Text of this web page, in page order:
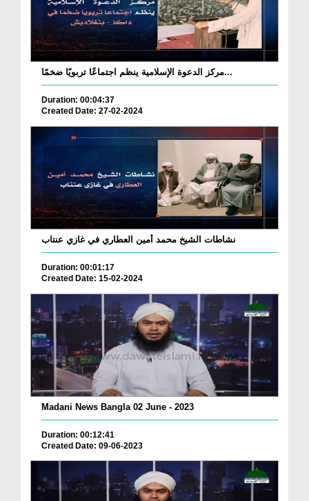
مركز الدعوة الإسلامية ينظم اجتماعًا تربويًا ضخمًا...
Duration: 00:04:37
Created Date: 27-02-2024
نشاطات الشيخ محمد أمين العطاري في غازي عنتاب
Duration: 00:01:17
Created Date: 15-02-2024
Madani News Bangla 02 June - 2023
Duration: 00:12:41
Created Date: 09-06-2023